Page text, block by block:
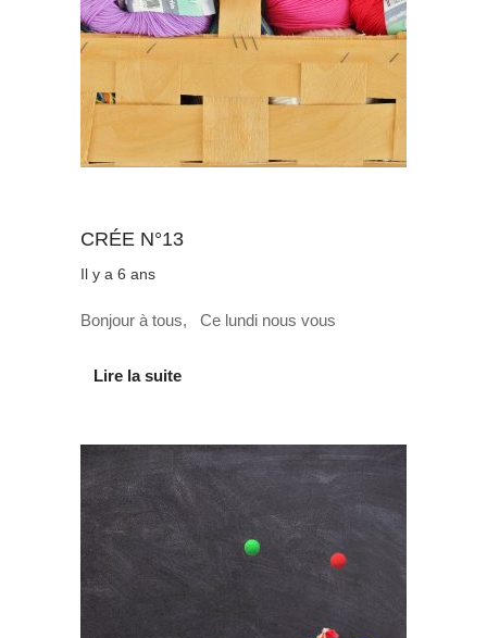
CRÉE N°13
Il y a 6 ans
Bonjour à tous, Ce lundi nous vous
Lire la suite